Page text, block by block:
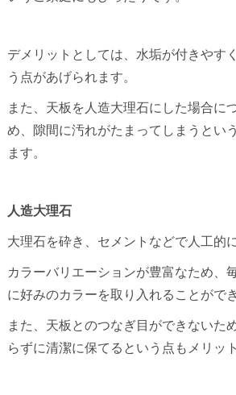
デメリットとしては、水垢が付きやす
う点があげられます。
また、天板を人造大理石にした場合に
め、隙間に汚れがたまってしまうとい
ます。
人造大理石
大理石を砕き、セメントなどで人工的
カラーバリエーションが豊富なため、
に好みのカラーを取り入れることができ
また、天板とのつなぎ目ができないた
らずに清潔に保てるという点もメリット